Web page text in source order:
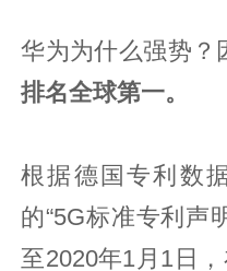
华为为什么强势？
排名全球第一。
根据德国专利数
的“5G标准专利声
至2020年1月1日